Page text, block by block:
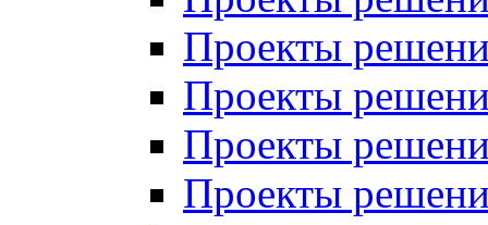
Проекты
Проекты
Проекты
Проекты